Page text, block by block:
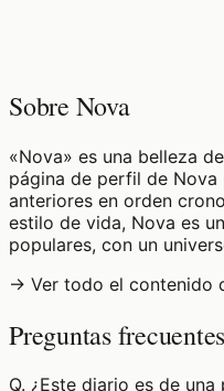
Sobre Nova
«Nova» es una belleza
página de perfil de
anteriores en orden
estilo de vida, Nova es
populares, con un
→ Ver todo el contenido
Preguntas frecuentes
Q. ¿Este diario es de una